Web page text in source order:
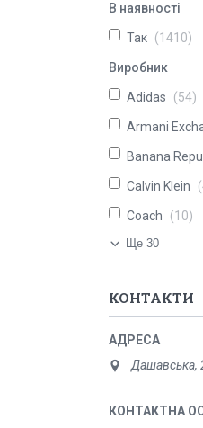
В наявності
Так 1410
Виробник
Adidas 54
Armani
Banana
Calvin Klein
Coach 10
Ще 30
КОНТАКТИ
Дашавська,